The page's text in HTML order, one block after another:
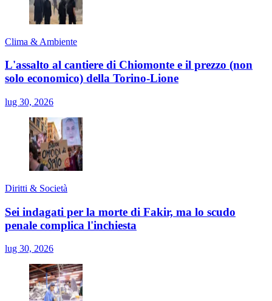
Clima & Ambiente
L'assalto al cantiere di Chiomonte e il prezzo (non
solo economico) della Torino-Lione
lug 30, 2026
Diritti & Società
Sei indagati per la morte di Fakir, ma lo scudo
penale complica l'inchiesta
lug 30, 2026